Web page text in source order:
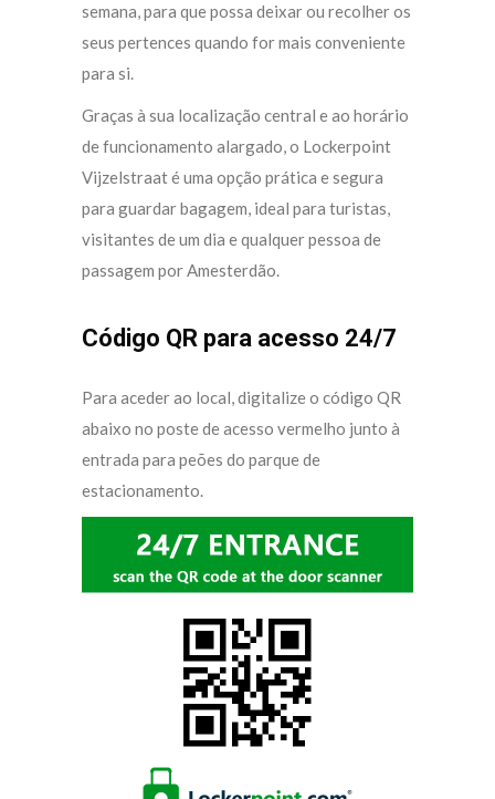
semana, para que possa deixar ou recolher os
seus pertences quando for mais conveniente
para si.
Graças à sua localização central e ao horário
de funcionamento alargado, o Lockerpoint
Vijzelstraat é uma opção prática e segura
para guardar bagagem, ideal para turistas,
visitantes de um dia e qualquer pessoa de
passagem por Amesterdão.
Código QR para acesso 24/7
Para aceder ao local, digitalize o código QR
abaixo no poste de acesso vermelho junto à
entrada para peões do parque de
estacionamento.